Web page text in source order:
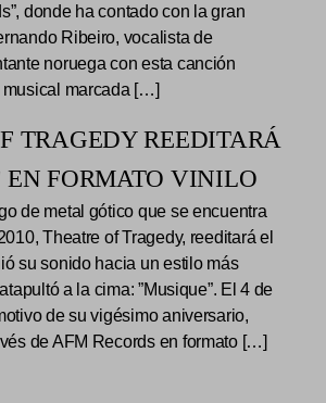
donde ha contado con la gran
Ribeiro, vocalista de
noruega con esta canción
marcada […]
TRAGEDY REEDITARÁ
EN FORMATO VINILO
de metal gótico que se encuentra
Theatre of Tragedy, reeditará el
su sonido hacia un estilo más
a la cima: ”Musique”. El 4 de
de su vigésimo aniversario,
de AFM Records en formato […]